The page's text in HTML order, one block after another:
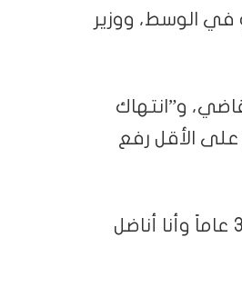
في الوسط، ووزير
و”انتهاك
على الأقل رفع
وقالت لوبان: “هناك الملايين من الفرنسيين الذين يؤمنون بي، منذ 30 عاماً وأنا أناضل